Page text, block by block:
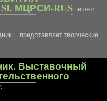
МЦРСИ-RUS пишет:
представляет творческие
Выставочный